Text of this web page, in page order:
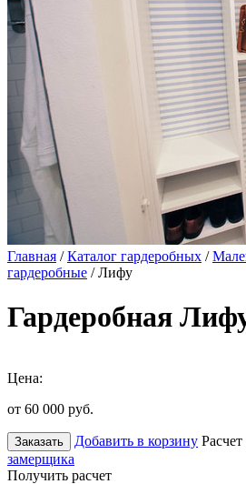
Главная /Каталог гардеробных /
гардеробные / Лифу
Гардеробная
Цена:
от 60 000 руб.
Заказать Добавить в корзину
замерщика
Получить расчет